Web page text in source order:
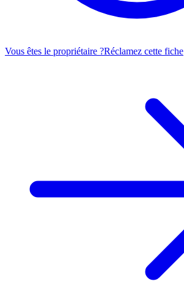
Vous êtes le propriétaire ?Réclamez cette fiche